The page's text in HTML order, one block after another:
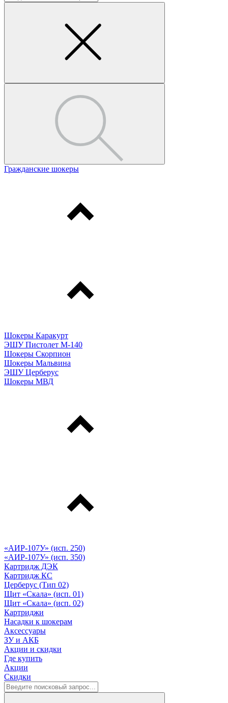
Гражданские шокеры
Шокеры Каракурт
ЭШУ Пистолет М-140
Шокеры Скорпион
Шокеры Мальвина
ЭШУ Церберус
Шокеры МВД
«АИР-107У» (исп. 250)
«АИР-107У» (исп. 350)
Картридж ДЭК
Картридж КС
Церберус (Тип 02)
Щит «Скала» (исп. 01)
Щит «Скала» (исп. 02)
Картриджи
Насадки к шокерам
Аксессуары
ЗУ и АКБ
Акции и скидки
Где купить
Акции
Скидки